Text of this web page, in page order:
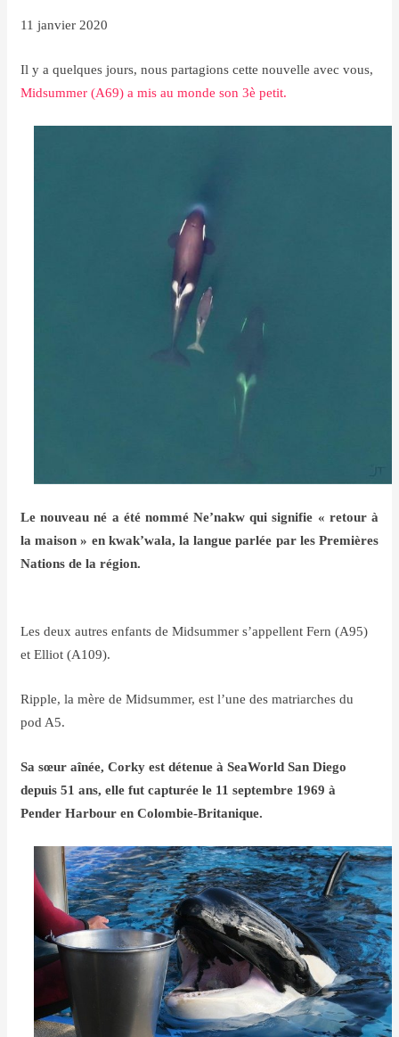
11 janvier 2020
Il y a quelques jours, nous partagions cette nouvelle avec vous,
Midsummer (A69) a mis au monde son 3è petit.
Le nouveau né a été nommé Ne’nakw qui signifie « retour à
la maison » en kwak’wala, la langue parlée par les Premières
Nations de la région.
Les deux autres enfants de Midsummer s’appellent Fern (A95)
et Elliot (A109).
Ripple, la mère de Midsummer, est l’une des matriarches du
pod A5.
Sa sœur aînée, Corky est détenue à SeaWorld San Diego
depuis 51 ans, elle fut capturée le 11 septembre 1969 à
Pender Harbour en Colombie-Britanique.